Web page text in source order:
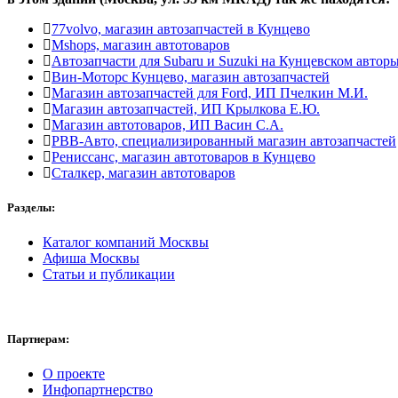
77volvo, магазин автозапчастей в Кунцево
Mshops, магазин автотоваров
Автозапчасти для Subaru и Suzuki на Кунцевском
Вин-Моторс Кунцево, магазин автозапчастей
Магазин автозапчастей для Ford, ИП Пчелкин М.И.
Магазин автозапчастей, ИП Крылкова Е.Ю.
Магазин автотоваров, ИП Васин С.А.
РВВ-Авто, специализированный магазин автозапчастей
Рениссанс, магазин автотоваров в Кунцево
Сталкер, магазин автотоваров
Разделы:
Каталог компаний Москвы
Афиша Москвы
Статьи и публикации
Партнерам:
О проекте
Инфопартнерство